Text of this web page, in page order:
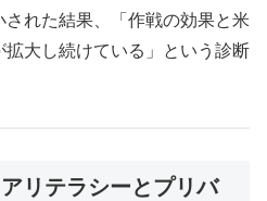
れた結果、「作戦の効果と米
大し続けている」という診断
リテラシーとプリバ